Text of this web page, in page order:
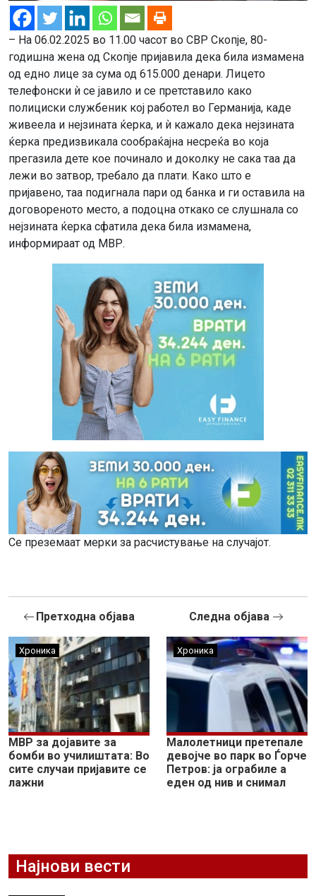
– На 06.02.2025 во 11.00 часот во СВР Скопје, 80-
годишна жена од Скопје пријавила дека била измамена
од едно лице за сума од 615.000 денари. Лицето
телефонски ѝ се јавило и се претставило како
полициски службеник кој работел во Германија, каде
живеела и нејзината ќерка, и ѝ кажало дека нејзината
ќерка предизвикала сообраќајна несреќа во која
прегазила дете кое починало и доколку не сака таа да
лежи во затвор, требало да плати. Како што е
пријавено, таа подигнала пари од банка и ги оставила на
договореното место, а подоцна откако се слушнала со
нејзината ќерка сфатила дека била измамена,
информираат од МВР.
Се преземаат мерки за расчистување на случајот.
Претходна објава
Хроника
МВР за дојавите за
бомби во училиштата: Во
сите случаи пријавите се
лажни
Следна објава
Хроника
Малолетници претепале
девојче во парк во Ѓорче
Петров: ја ограбиле а
еден од нив и снимал
Најнови вести